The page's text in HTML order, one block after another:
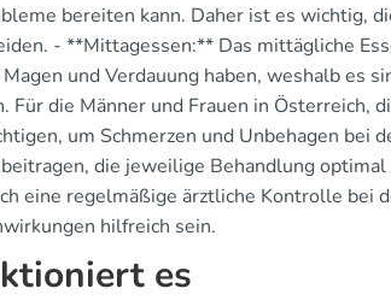
bereiten kann. Daher ist es wichtig,
- **Mittagessen:** Das mittägliche
und Verdauung haben, weshalb es
die Männer und Frauen in Österreich,
um Schmerzen und Unbehagen bei
die jeweilige Behandlung optimal
eine regelmäßige ärztliche Kontrolle bei
hilfreich sein.
es